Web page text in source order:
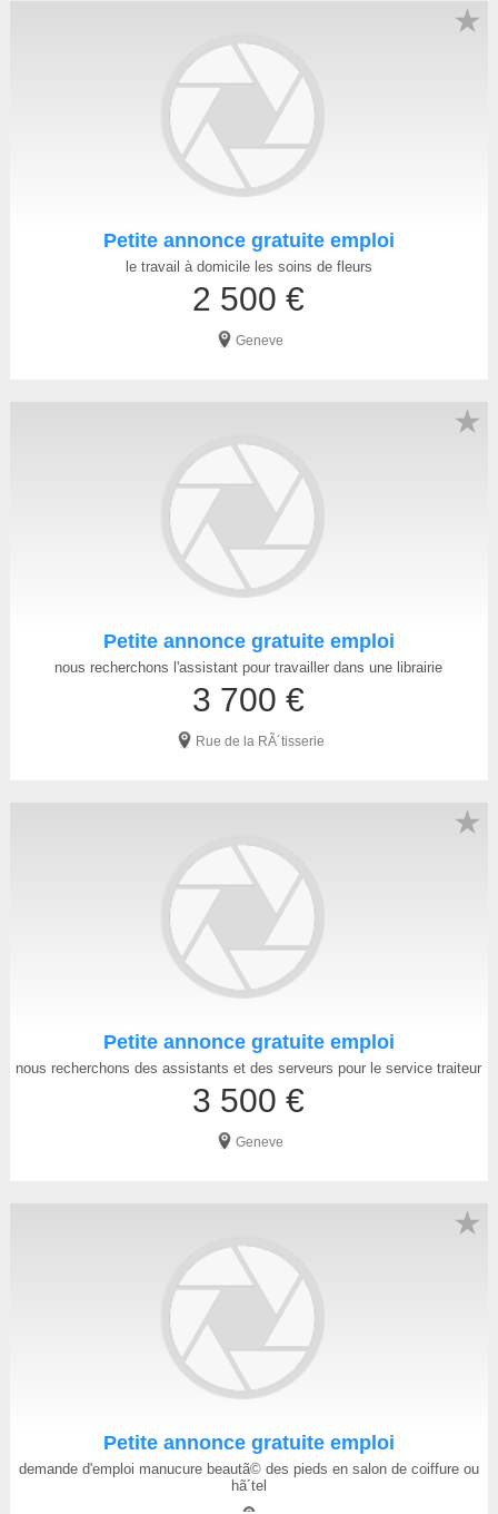
Petite annonce gratuite emploi
le travail à domicile les soins de fleurs
2 500 €
Geneve
★
Petite annonce gratuite emploi
nous recherchons l'assistant pour travailler dans une librairie
3 700 €
Rue de la RÃ´tisserie
★
Petite annonce gratuite emploi
nous recherchons des assistants et des serveurs pour le service traiteur
3 500 €
Geneve
★
Petite annonce gratuite emploi
demande d'emploi manucure beautã© des pieds en salon de coiffure ou
hã´tel
★